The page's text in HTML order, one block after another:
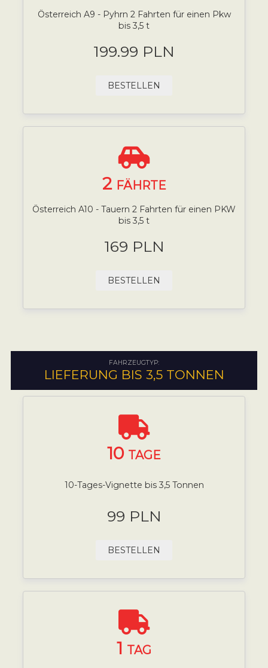
Österreich A9 - Pyhrn 2 Fahrten für einen Pkw
bis 3,5 t
199.99 PLN
BESTELLEN
2 FÄHRTE
Österreich A10 - Tauern 2 Fahrten für einen PKW
bis 3,5 t
169 PLN
BESTELLEN
FAHRZEUGTYP:
LIEFERUNG BIS 3,5 TONNEN
10 TAGE
10-Tages-Vignette bis 3,5 Tonnen
99 PLN
BESTELLEN
1 TAG